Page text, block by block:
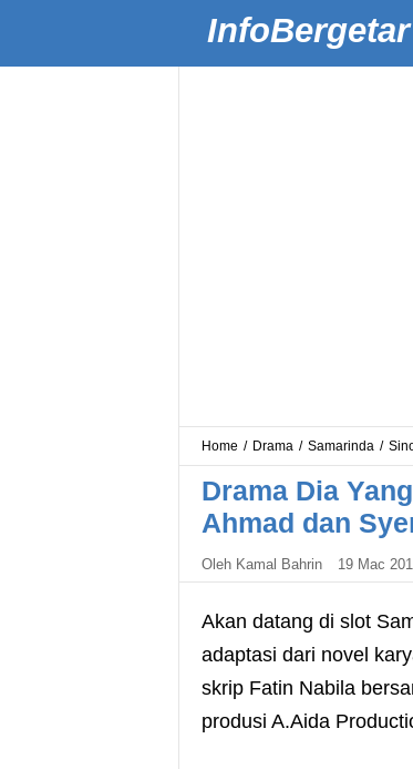
InfoBergetar
Home / Drama / Samarinda /
Drama Dia
Ahmad dan
Oleh Kamal Bahrin 19 Mac
Akan datang di slot
adaptasi dari novel
skrip Fatin Nabila
produsi A.Aida